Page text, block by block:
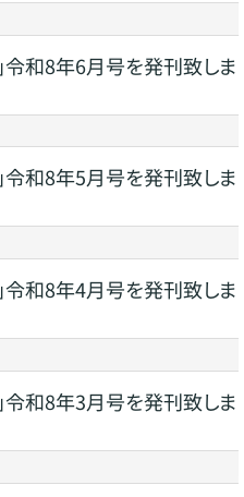
令和8年6月号を発刊致しま
令和8年5月号を発刊致しま
令和8年4月号を発刊致しま
令和8年3月号を発刊致しま